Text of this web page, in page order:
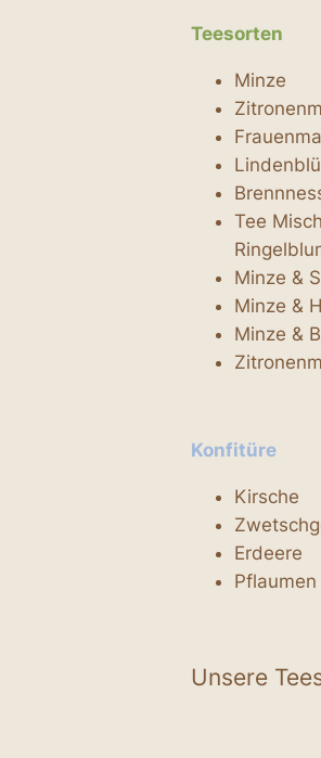
Teesorten
Minze
Tee
Minze &
Minze &
Minze &
Konfitüre
Kirsche
Erdeere
Pflaumen
Unsere